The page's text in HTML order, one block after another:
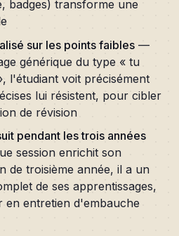
badges) transforme une
sur les points faibles —
générique du type « tu
l'étudiant voit précisément
lui résistent, pour cibler
de révision
pendant les trois années
session enrichit son
de troisième année, il a un
de ses apprentissages,
en entretien d'embauche